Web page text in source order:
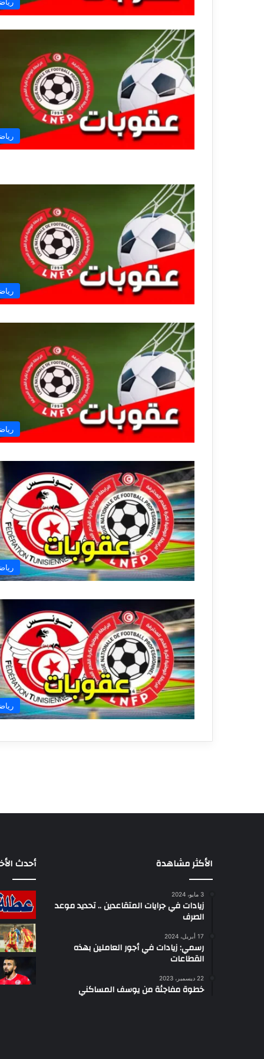
الأكثر مشاهدة
3 مايو، 2024
زيادات في جرايات المتقاعدين .. تحديد موعد
الصرف
17 أبريل، 2024
رسمي: زيادات في أجور العاملين بهذه
القطاعات
22 ديسمبر، 2023
خطوة مفاجئة من يوسف المساكني
أحدث